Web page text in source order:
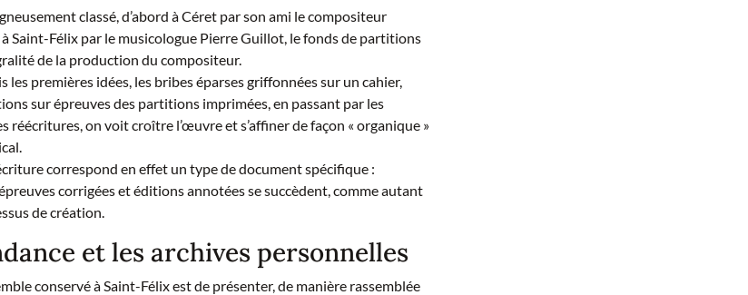
classé, d’abord à Céret par son ami le compositeur
Saint-Félix par le musicologue Pierre Guillot, le fonds de partitions
de la production du compositeur.
les premières idées, les bribes éparses griffonnées sur un cahier,
sur épreuves des partitions imprimées, en passant par les
réécritures, on voit croître l’œuvre et s’affiner de façon « organique »
correspond en effet un type de document spécifique :
corrigées et éditions annotées se succèdent, comme autant
de création.
et les archives personnelles
conservé à Saint-Félix est de présenter, de manière rassemblée